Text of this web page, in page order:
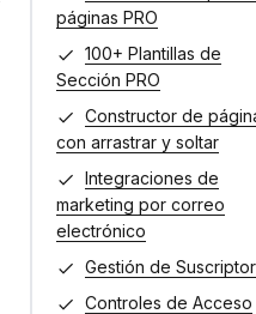
páginas PRO
100+ Plantillas de
Sección PRO
Constructor de
con arrastrar y soltar
Integraciones de
marketing por correo
electrónico
Gestión de
Controles de Acceso